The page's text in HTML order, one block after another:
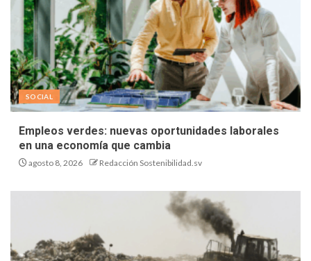
SOCIAL
Empleos verdes: nuevas oportunidades laborales
en una economía que cambia
agosto 8, 2026 Redacción Sostenibilidad.sv